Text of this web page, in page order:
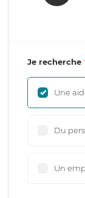
Je recherche
Une
Du
Un